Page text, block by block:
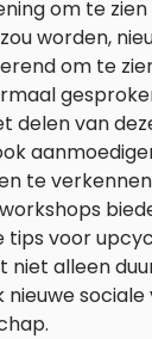
om te
worden,
om te
delen van
te
tips voor
niet alleen